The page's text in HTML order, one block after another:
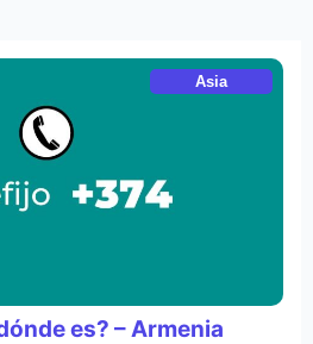
es? – Armenia
Asia